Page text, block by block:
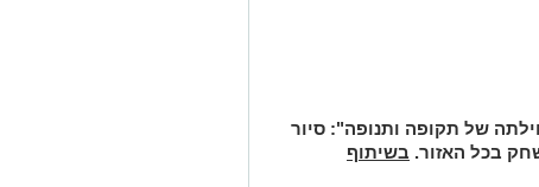
סיור
בכל האזור. בשיתוף